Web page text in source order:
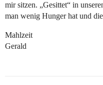
mir sitzen. „Gesittet“ in
man wenig Hunger hat und
Mahlzeit
Gerald